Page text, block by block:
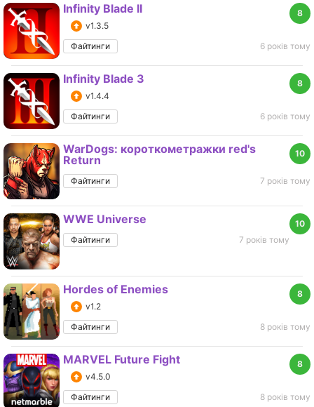
8
Infinity Blade II
v1.3.5
Файтинги
6 років тому
8
Infinity Blade 3
v1.4.4
Файтинги
6 років тому
10
WarDogs: короткометражки red's
Return
Файтинги 7 років тому
10
WWE Universe
Файтинги 7 років тому
8
Hordes of Enemies
v1.2
Файтинги
8 років тому
8
MARVEL Future Fight
v4.5.0
Файтинги
8 років тому